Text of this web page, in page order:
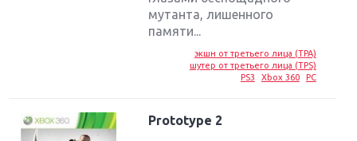
мутанта, лишенного
памяти...
экшн от третьего лица (TPA)
шутер от третьего лица (TPS)
PS3
Xbox 360 PC
Prototype 2